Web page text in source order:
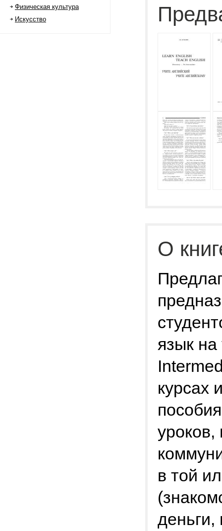
Физическая культура
Искусство
О
язык
курсах
в той
деньги,